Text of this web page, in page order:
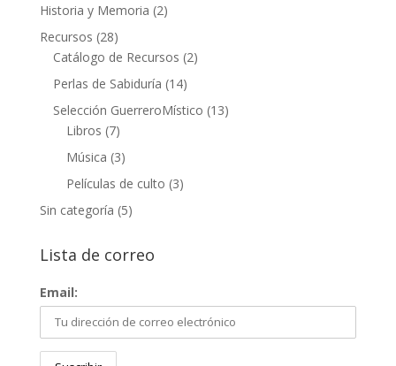
Historia y Memoria (2)
Recursos (28)
Catálogo de Recursos (2)
Perlas de Sabiduría (14)
Selección GuerreroMístico (13)
Libros (7)
Música (3)
Películas de culto (3)
Sin categoría (5)
Lista de correo
Email: